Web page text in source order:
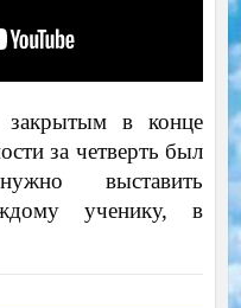
закрытым в конце
за четверть был
выставить
ученику, в